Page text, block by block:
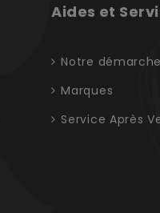
Aides et
Notre démarche
Marques
Service Après